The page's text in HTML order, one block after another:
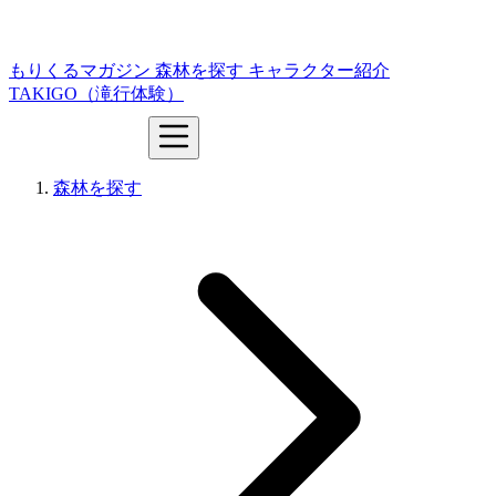
もりくるマガジン 森林を探す キャラクター紹介
TAKIGO（滝行体験）
森林を探す